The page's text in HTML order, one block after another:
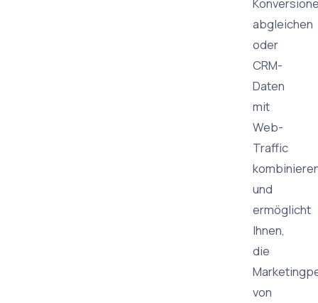
abgleichen
oder
CRM-
Daten
mit
Web-
Traffic
und
ermöglicht
Ihnen,
die
von